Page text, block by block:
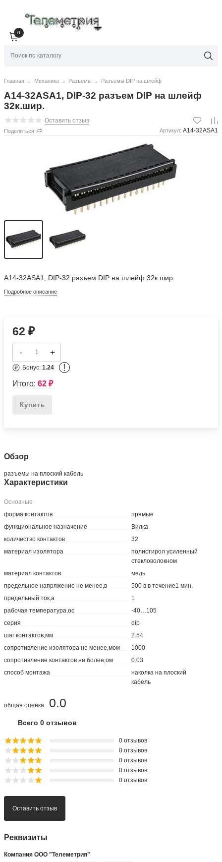
0
Главная → Механика → Разъемы → Разъемы DIP на шлейф
A14-32ASA1, DIP-32 разъем DIP на шлейф
32к.шир.
Оставить отзыв
Поделиться Артикул: A14-32ASA1
A14-32ASA1, DIP-32 разъем DIP на шлейф 32к.шир.
Подробное описание
62₽
- +
Бонус:1.24 !
Итого:62₽
Купить
Обзор
разъемы на плоский кабель
Характеристики
Основные
форма контактов
прямые
функциональное назначение
Вилка
количество контактов
32
материал изолятора
полистирол усиленный
стекловолокном
материал контактов
медь
предельное напряжение не менее,в
500 в в течение1 мин.
предельный ток,а
1
рабочая температура,ос
-40…105
серия
dip
шаг контактов,мм
2.54
сопротивление изолятора не менее,мом
1000
сопротивление контактов не более,ом
0.03
способ монтажа
наколка на плоский
кабель
0.0
общая оценка
Всего 0 отзывов
0 отзывов
0 отзывов
0 отзывов
0 отзывов
0 отзывов
Оставить отзыв
Реквизиты
Компания ООО "Телеметрия"